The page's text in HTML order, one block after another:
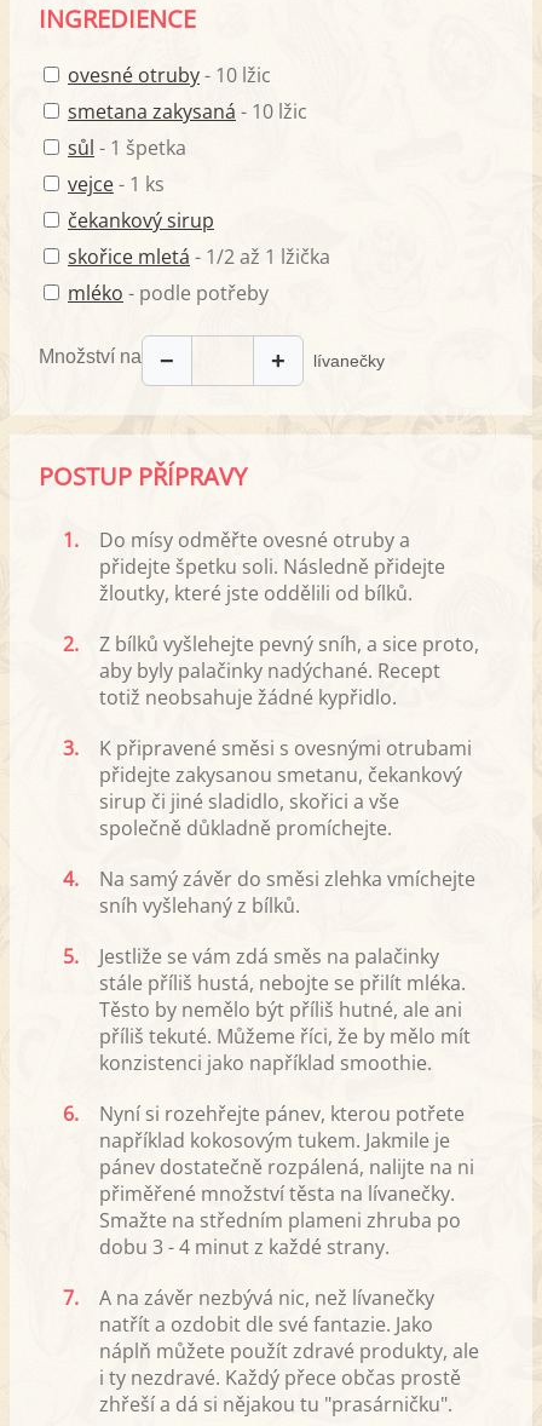
INGREDIENCE
ovesné otruby- 10 lžic
smetana zakysaná - 10 lžic
sůl - 1 špetka
vejce- 1 ks
čekankový sirup
skořice mletá - 1/2 až 1 lžička
mléko - podle potřeby
Množství na − + lívanečky
POSTUP PŘÍPRAVY
1.
Do mísy odměřte ovesné otruby a
přidejte špetku soli. Následně přidejte
žloutky, které jste oddělili od bílků.
2.
Z bílků vyšlehejte pevný sníh, a sice proto,
aby byly palačinky nadýchané. Recept
totiž neobsahuje žádné kypřidlo.
3.
K připravené směsi s ovesnými otrubami
přidejte zakysanou smetanu, čekankový
sirup či jiné sladidlo, skořici a vše
společně důkladně promíchejte.
4.
Na samý závěr do směsi zlehka vmíchejte
sníh vyšlehaný z bílků.
5.
Jestliže se vám zdá směs na palačinky
stále příliš hustá, nebojte se přilít mléka.
Těsto by nemělo být příliš hutné, ale ani
příliš tekuté. Můžeme říci, že by mělo mít
konzistenci jako například smoothie.
6.
Nyní si rozehřejte pánev, kterou potřete
například kokosovým tukem. Jakmile je
pánev dostatečně rozpálená, nalijte na ni
přiměřené množství těsta na lívanečky.
Smažte na středním plameni zhruba po
dobu 3 - 4 minut z každé strany.
7.
A na závěr nezbývá nic, než lívanečky
natřít a ozdobit dle své fantazie. Jako
náplň můžete použít zdravé produkty, ale
i ty nezdravé. Každý přece občas prostě
zhřeší a dá si nějakou tu "prasárničku".